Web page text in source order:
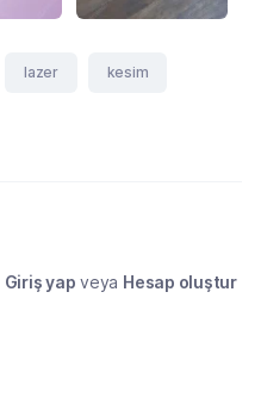
lazer kesim
Giriş yap veya Hesap oluştur